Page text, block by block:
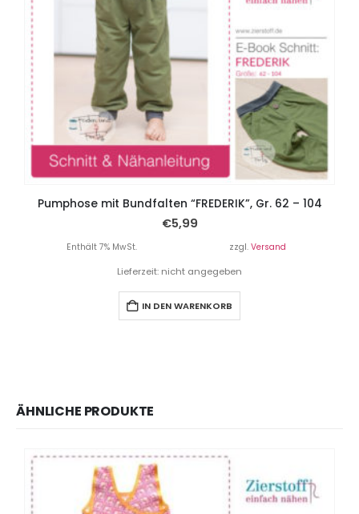
Pumphose mit Bundfalten “FREDERIK”, Gr. 62 – 104
€5,99
Enthält 7% MwSt. zzgl. Versand
Lieferzeit: nicht angegeben
IN DEN WARENKORB
ÄHNLICHE PRODUKTE